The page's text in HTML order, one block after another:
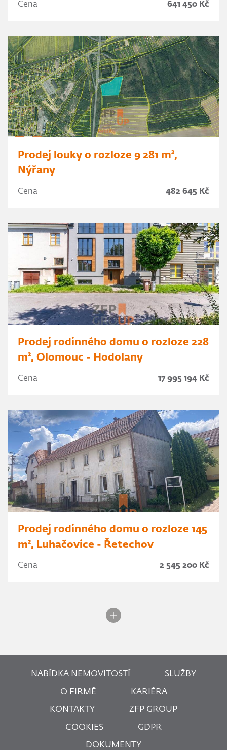
Cena 641 450 Kč
Prodej louky o rozloze 9 281 m²,
Nýřany
Cena 482 645 Kč
Prodej rodinného domu o rozloze 228
m², Olomouc - Hodolany
Cena 17 995 194 Kč
Prodej rodinného domu o rozloze 145
m², Luhačovice - Řetechov
Cena 2 545 200 Kč
NABÍDKA NEMOVITOSTÍ SLUŽBY
O FIRMĚ KARIÉRA
KONTAKTY ZFP GROUP
COOKIES GDPR
DOKUMENTY